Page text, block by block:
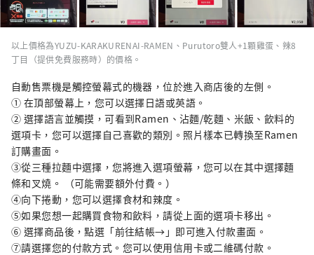
以上價格為YUZU-KARAKURENAI-RAMEN、Purutoro雙人+1顆雞蛋、辣8
丁目（提供免費服務時）的價格。
自動售票機是觸控螢幕式的機器，位於進入商店後的左側。
① 在頂部螢幕上，您可以選擇日語或英語。
② 選擇語言並觸摸，可看到Ramen、沾麵/乾麵、米飯、飲料的
選項卡，您可以選擇自己喜歡的類別。照片樣本已轉換至Ramen
訂購畫面。
③從三種拉麵中選擇，您將進入選項螢幕，您可以在其中選擇麵
條和叉燒。 （可能需要額外付費。）
④向下捲動，您可以選擇食材和辣度。
⑤如果您想一起購買食物和飲料，請從上面的選項卡移出。
⑥ 選擇商品後，點選「前往結帳→」即可進入付款畫面。
⑦請選擇您的付款方式。您可以使用信用卡或二維碼付款。